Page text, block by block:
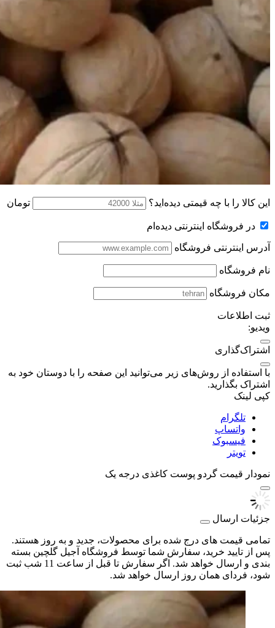
این کالا را با چه قیمتی دیده‌اید؟ تومان
در فروشگاه اینترنتی دیده‌ام
آدرس اینترنتی فروشگاه
نام فروشگاه
مکان فروشگاه
ثبت اطلاعات
ویدیو:
اشتراک‌گذاری
با استفاده از روش‌های زیر می‌توانید این صفحه را با دوستان خود به
اشتراک بگذارید.
کپی لینک
تلگرام
واتساپ
فیسبوک
تویتر
نمودار قیمت گردو پوست کاغذی درجه یک
جزئیات ارسال
تمامی قیمت های درج شده برای محصولات، جدید و به روز هستند.
پس از تایید خرید، سفارش شما توسط فروشگاه آجیل گلچین بسته
بندی و ارسال خواهد شد. اگر سفارش تا قبل از ساعت 11 شب ثبت
شود، فردای همان روز ارسال خواهد شد.